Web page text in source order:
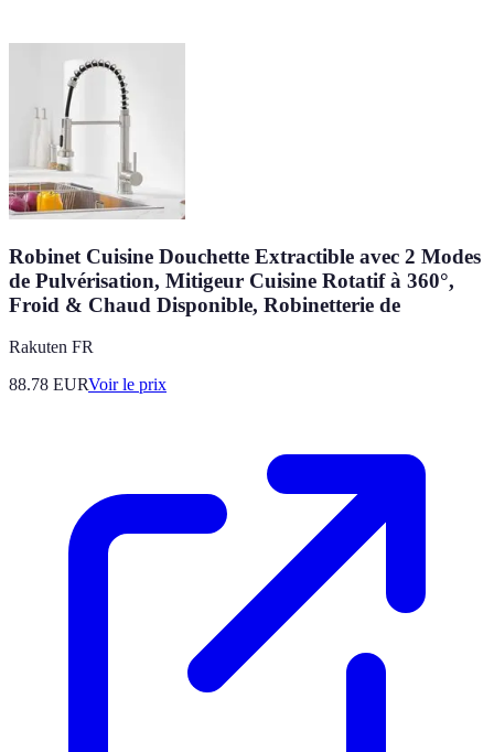
Robinet Cuisine Douchette Extractible avec 2 Modes
de Pulvérisation, Mitigeur Cuisine Rotatif à 360°,
Froid & Chaud Disponible, Robinetterie de
Rakuten FR
88.78 EURVoir le prix